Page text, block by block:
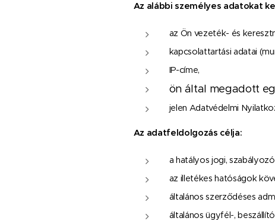
Az alábbi személyes adatokat
az Ön vezeték- és
kapcsolattartási adatai
IP-címe,
ön által megadott
jelen Adatvédelmi
Az adatfeldolgozás célja:
a hatályos jogi,
az illetékes hatóságok
általános szerződéses
általános ügyfél-,